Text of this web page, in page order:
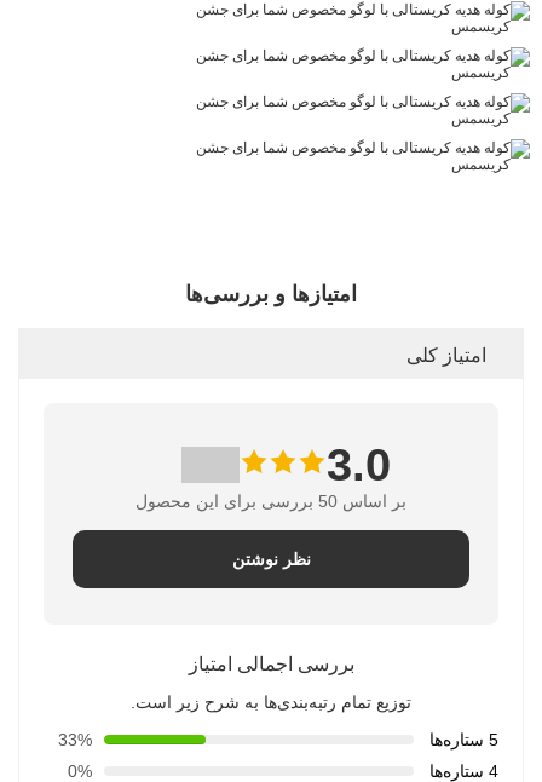
امتیازها و بررسی‌ها
امتیاز کلی
3.0
بر اساس 50 بررسی برای این محصول
نظر نوشتن
بررسی اجمالی امتیاز
توزیع تمام رتبه‌بندی‌ها به شرح زیر است.
5 ستاره‌ها
33%
4 ستاره‌ها
0%